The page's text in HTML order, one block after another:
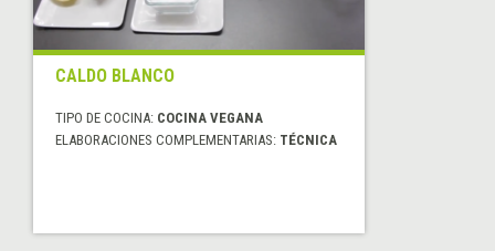
CALDO BLANCO
TIPO DE COCINA: COCINA VEGANA
ELABORACIONES COMPLEMENTARIAS: TÉCNICA